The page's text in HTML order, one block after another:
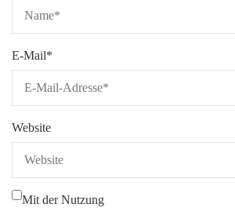
E-Mail*
Website
Mit der Nutzung